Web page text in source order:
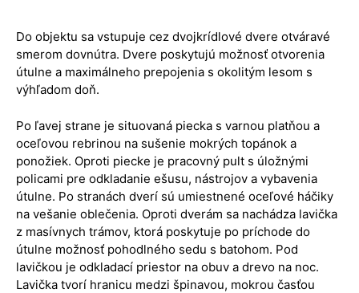
Do objektu sa vstupuje cez dvojkrídlové dvere otváravé
smerom dovnútra. Dvere poskytujú možnosť otvorenia
útulne a maximálneho prepojenia s okolitým lesom s
výhľadom doň.
Po ľavej strane je situovaná piecka s varnou platňou a
oceľovou rebrinou na sušenie mokrých topánok a
ponožiek. Oproti piecke je pracovný pult s úložnými
policami pre odkladanie ešusu, nástrojov a vybavenia
útulne. Po stranách dverí sú umiestnené oceľové háčiky
na vešanie oblečenia. Oproti dverám sa nachádza lavička
z masívnych trámov, ktorá poskytuje po príchode do
útulne možnosť pohodlného sedu s batohom. Pod
lavičkou je odkladací priestor na obuv a drevo na noc.
Lavička tvorí hranicu medzi špinavou, mokrou časťou